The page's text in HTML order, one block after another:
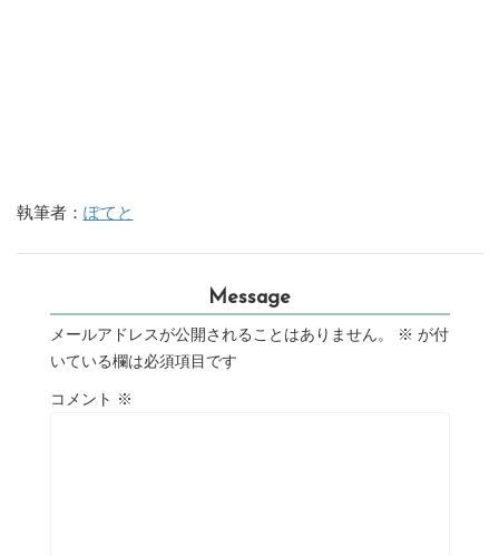
執筆者： ぽてと
Message
メールアドレスが公開されることはありません。 ※ が付
いている欄は必須項目です
コメント ※